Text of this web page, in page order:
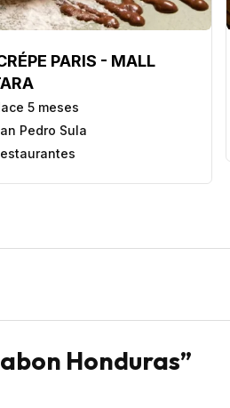
PARIS - MALL
5 meses
Pedro Sula
Honduras”